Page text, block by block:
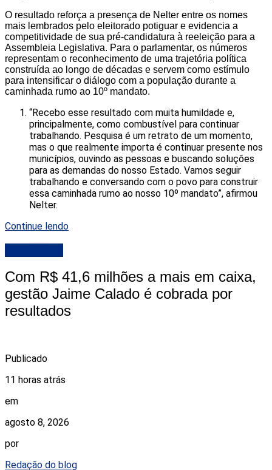
O resultado reforça a presença de Nelter entre os nomes
mais lembrados pelo eleitorado potiguar e evidencia a
competitividade de sua pré-candidatura à reeleição para a
Assembleia Legislativa. Para o parlamentar, os números
representam o reconhecimento de uma trajetória política
construída ao longo de décadas e servem como estímulo
para intensificar o diálogo com a população durante a
caminhada rumo ao 10º mandato.
“Recebo esse resultado com muita humildade e,
principalmente, como combustível para continuar
trabalhando. Pesquisa é um retrato de um momento,
mas o que realmente importa é continuar presente nos
municípios, ouvindo as pessoas e buscando soluções
para as demandas do nosso Estado. Vamos seguir
trabalhando e conversando com o povo para construir
essa caminhada rumo ao nosso 10º mandato”, afirmou
Nelter.
Continue lendo
Com R$ 41,6 milhões a mais em caixa,
gestão Jaime Calado é cobrada por
resultados
Publicado
11 horas atrás
em
agosto 8, 2026
por
Redação do blog